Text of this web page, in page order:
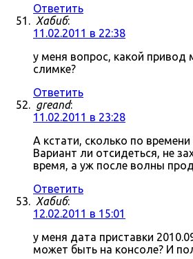
Ответить
Хабиб:
11.02.2011 в 22:38
у меня вопрос, какой
слимке?
Ответить
greand:
11.02.2011 в 23:28
А кстати, сколько по
Вариант ли отсидеться, не
время, а уж после волны
Ответить
Хабиб:
12.02.2011 в 15:01
у меня дата приставки
может быть на консоле? И